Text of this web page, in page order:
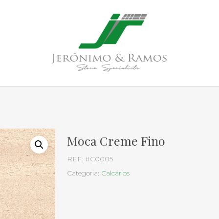
Moca Creme Fino
REF: #C0005
Categoria: Calcários